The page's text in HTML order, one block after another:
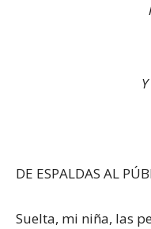
DE ESPALDAS AL
Suelta, mi niña, las